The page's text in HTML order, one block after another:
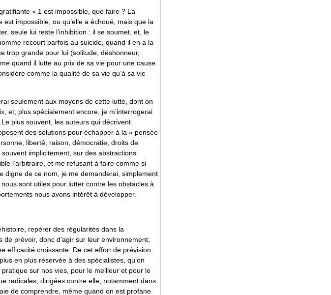
» 1 est impossible, que faire ? La
impossible, ou qu’elle a échoué, mais que la
seule lui reste l’inhibition : il se soumet, et, le
recourt parfois au suicide, quand il en a la
trop grande pour lui (solitude, déshonneur,
quand il lutte au prix de sa vie pour une cause
comme la qualité de sa vie qu’à sa vie
seulement aux moyens de cette lutte, dont on
et, plus spécialement encore, je m’interrogerai
plus souvent, les auteurs qui décrivent
des solutions pour échapper à la « pensée
liberté, raison, démocratie, droits de
implicitement, sur des abstractions
l’arbitraire, et me refusant à faire comme si
digne de ce nom, je me demanderai, simplement
sont utiles pour lutter contre les obstacles à
nous avons intérêt à développer.
repérer des régularités dans la
prévoir, donc d’agir sur leur environnement,
efficacité croissante. De cet effort de prévision
en plus réservée à des spécialistes, qu’on
sur nos vies, pour le meilleur et pour le
radicales, dirigées contre elle, notamment dans
de comprendre, même quand on est profane